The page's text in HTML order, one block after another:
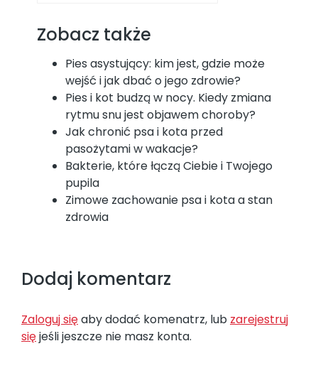
Zobacz także
Pies asystujący: kim jest, gdzie może
wejść i jak dbać o jego zdrowie?
Pies i kot budzą w nocy. Kiedy zmiana
rytmu snu jest objawem choroby?
Jak chronić psa i kota przed
pasożytami w wakacje?
Bakterie, które łączą Ciebie i Twojego
pupila
Zimowe zachowanie psa i kota a stan
zdrowia
Dodaj komentarz
Zaloguj sięaby dodać komenatrz, lub zarejestruj
sięjeśli jeszcze nie masz konta.